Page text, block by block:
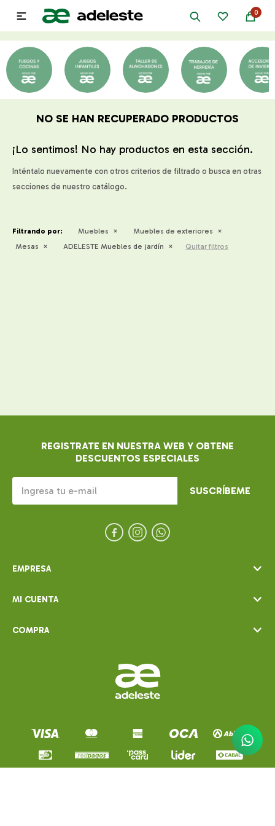
0

NO SE HAN RECUPERADO PRODUCTOS
¡Lo sentimos! No hay productos en esta sección.
Inténtalo nuevamente con otros criterios de filtrado o busca en otras
secciones de nuestro catálogo.
Filtrando por: Muebles
Muebles de exteriores
Mesas
ADELESTE Muebles de jardín Quitar filtros
EMPRESA
MI CUENTA
COMPRA
REGISTRATE EN NUESTRA WEB Y OBTENE
DESCUENTOS ESPECIALES
SUSCRÍBEME
  